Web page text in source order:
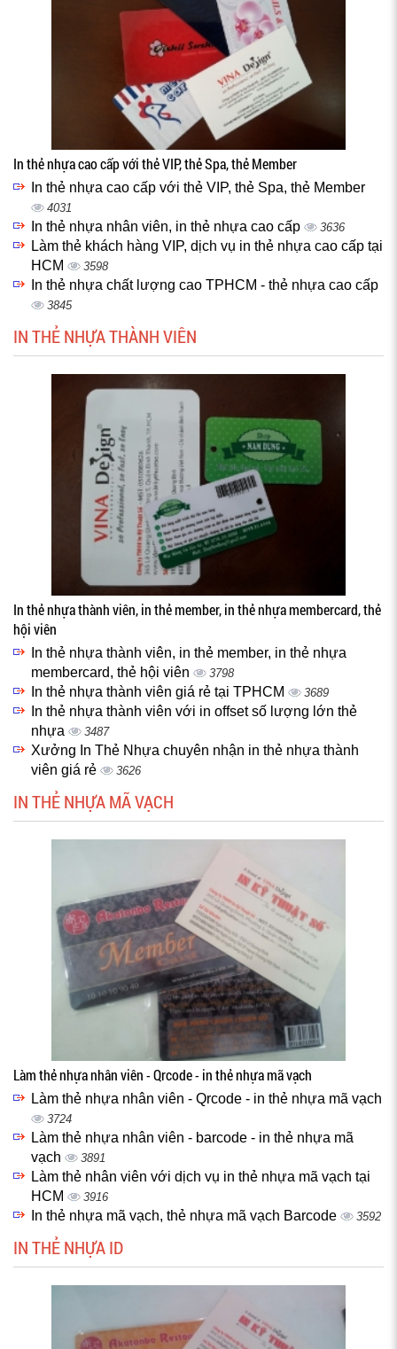
In thẻ nhựa cao cấp với thẻ VIP, thẻ Spa, thẻ Member
In thẻ nhựa cao cấp với thẻ VIP, thẻ Spa, thẻ Member
4031
In thẻ nhựa nhân viên, in thẻ nhựa cao cấp 3636
Làm thẻ khách hàng VIP, dịch vụ in thẻ nhựa cao cấp tại
HCM
3598
In thẻ nhựa chất lượng cao TPHCM - thẻ nhựa cao cấp
3845
IN THẺ NHỰA THÀNH VIÊN
In thẻ nhựa thành viên, in thẻ member, in thẻ nhựa membercard, thẻ
hội viên
In thẻ nhựa thành viên, in thẻ member, in thẻ nhựa
membercard, thẻ hội viên
3798
In thẻ nhựa thành viên giá rẻ tại TPHCM 3689
In thẻ nhựa thành viên với in offset số lượng lớn thẻ
nhựa
3487
Xưởng In Thẻ Nhựa chuyên nhận in thẻ nhựa thành
viên giá rẻ
3626
IN THẺ NHỰA MÃ VẠCH
Làm thẻ nhựa nhân viên - Qrcode - in thẻ nhựa mã vạch
Làm thẻ nhựa nhân viên - Qrcode - in thẻ nhựa mã vạch
3724
Làm thẻ nhựa nhân viên - barcode - in thẻ nhựa mã
vạch
3891
Làm thẻ nhân viên với dịch vụ in thẻ nhựa mã vạch tại
HCM
3916
In thẻ nhựa mã vạch, thẻ nhựa mã vạch Barcode 3592
IN THẺ NHỰA ID